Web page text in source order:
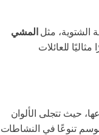
الشتوية، مثل المشي
مثاليًا للعائلات
حيث تتجلى الألوان
تنوعًا في النشاطات